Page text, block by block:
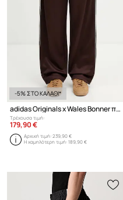
-5% ΣΤΟ ΚΑΛΑΘΙ*
adidas Originals x Wales Bonner παντελόνι επίσημο Ανδρικό με βαμβάκι
Τρέχουσα τιμή:
179,90 €
Αρχική τιμή:239,90 €
Η χαμηλότερη τιμή:189,90 €